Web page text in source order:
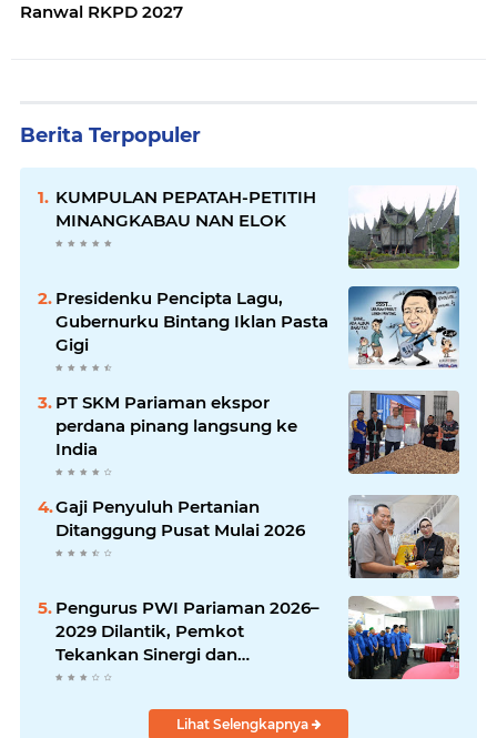
Ranwal RKPD 2027
Berita Terpopuler
KUMPULAN PEPATAH-PETITIH
MINANGKABAU NAN ELOK
Presidenku Pencipta Lagu,
Gubernurku Bintang Iklan Pasta
Gigi
PT SKM Pariaman ekspor
perdana pinang langsung ke
India
Gaji Penyuluh Pertanian
Ditanggung Pusat Mulai 2026
Pengurus PWI Pariaman 2026–
2029 Dilantik, Pemkot
Tekankan Sinergi dan
Profesionalisme Pers
Lihat Selengkapnya